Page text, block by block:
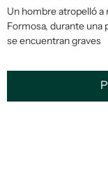
Un hombre atropelló a
Formosa, durante una
se encuentran graves